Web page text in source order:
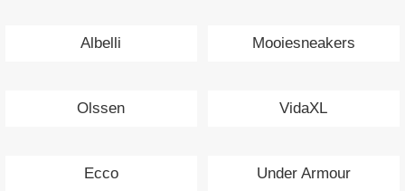
Albelli Mooiesneakers
Olssen VidaXL
Ecco Under Armour